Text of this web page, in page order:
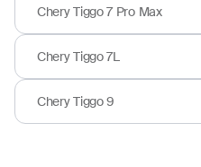
Chery Tiggo 7 Pro Max
Chery Tiggo 7L
Chery Tiggo 9